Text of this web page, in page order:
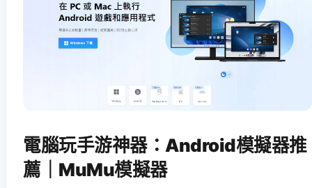
電腦玩手游神器：Android模擬器推
薦｜MuMu模擬器